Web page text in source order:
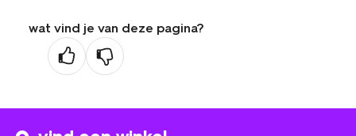
wat vind je van deze pagina?